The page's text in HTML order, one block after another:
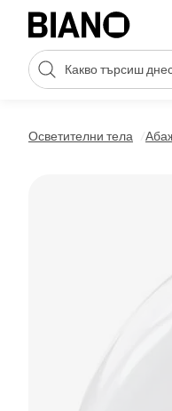
Пропускане към
Търсене
Осветителни тела